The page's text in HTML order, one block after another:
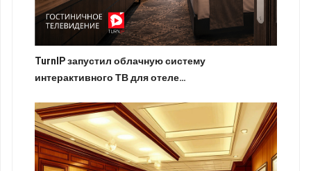
TurnIP запустил облачную систему
интерактивного ТВ для отеле…